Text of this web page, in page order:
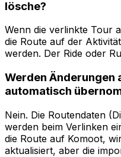
lösche?
Wenn die verlinkte Tour
die Route auf der
werden. Der Ride oder
Werden Änderungen
automatisch
Nein. Die Routendaten
werden beim Verlinken
die Route auf Komoot,
aktualisiert, aber die